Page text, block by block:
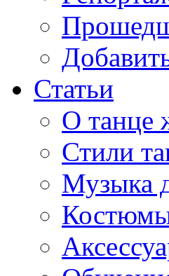
Статьи
О танце
Стили
Музыка